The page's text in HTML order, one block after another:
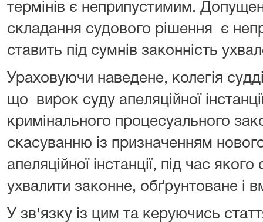
термінів є неприпустимим.
складання судового рішення є
ставить під сумнів законність
Ураховуючи наведене, колегія
що вирок суду апеляційної
кримінального процесуального
скасуванню із призначенням
апеляційної інстанції, під час
ухвалити законне, обґрунтоване і
У зв'язку із цим та керуючись